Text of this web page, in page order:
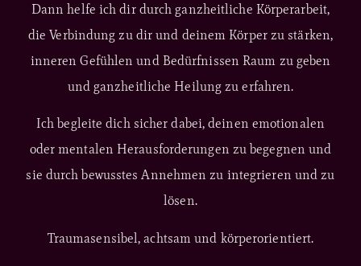
Dann helfe ich dir durch ganzheitliche Körperarbeit,
die Verbindung zu dir und deinem Körper zu stärken,
inneren Gefühlen und Bedürfnissen Raum zu geben
und ganzheitliche Heilung zu erfahren.
Ich begleite dich sicher dabei, deinen emotionalen
oder mentalen Herausforderungen zu begegnen und
sie durch bewusstes Annehmen zu integrieren und zu
lösen.
Traumasensibel, achtsam und körperorientiert.